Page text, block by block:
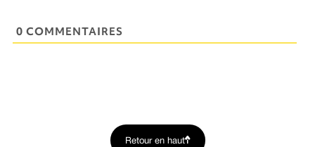
0 COMMENTAIRES
Retour en haut